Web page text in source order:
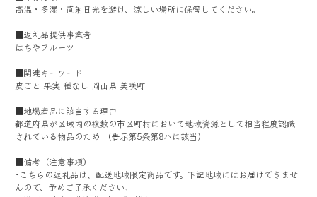
高温・多湿・直射日光を避け、涼しい場所に保管してください。
■返礼品提供事業者
はちやフルーツ
■関連キーワード
皮ごと 果実 種なし 岡山県 美咲町
■地場産品に該当する理由
都道府県が区域内の複数の市区町村において地域資源として相当程度認識
されている物品のため （告示第5条第8ハに該当）
■備考（注意事項）
･こちらの返礼品は、配送地域限定商品です。下記地域にはお届けできませ
んので、予めご了承ください。